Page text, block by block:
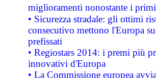
miglioramenti nonostante i
• Sicurezza stradale: gli ottimi
consecutivo mettono l'Europa
prefissati
• Regiostars 2014: i premi più
innovativi d'Europa
• La Commissione europea